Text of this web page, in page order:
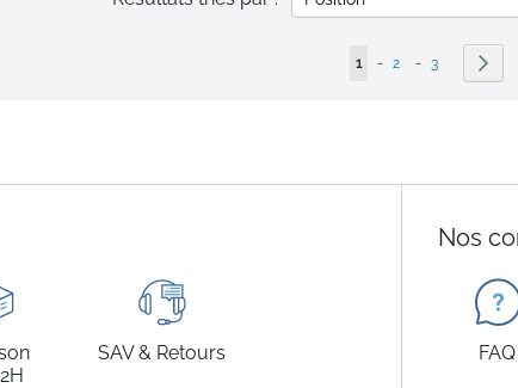
Page
Vous lisez actuellement
1 - Page
2 - Page
3
SAV & Retours
Nos
FAQ